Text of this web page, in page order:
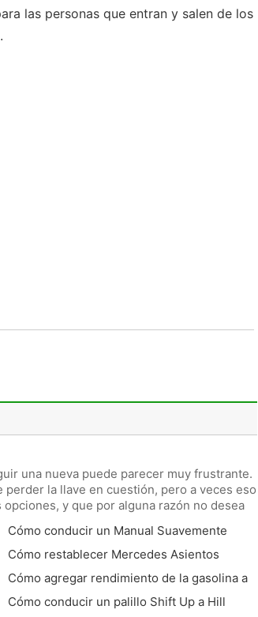
las personas que entran y salen de los
una nueva puede parecer muy frustrante.
la llave en cuestión, pero a veces eso
y que por alguna razón no desea
Cómo conducir un Manual Suavemente
Cómo restablecer Mercedes Asientos
Cómo agregar rendimiento de la gasolina a
un Ford 7.3
Cómo conducir un palillo Shift Up a Hill